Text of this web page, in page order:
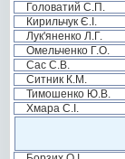
Головатий С.П.
Кирильчук Є.І.
Лук'яненко Л.Г.
Омельченко Г.О.
Сас С.В.
Ситник К.М.
Тимошенко Ю.В.
Хмара С.І.